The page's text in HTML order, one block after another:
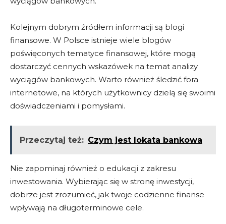
Kolejnym dobrym źródłem informacji są blogi
finansowe. W Polsce istnieje wiele blogów
poświęconych tematyce finansowej, które mogą
dostarczyć cennych wskazówek na temat analizy
wyciągów bankowych. Warto również śledzić fora
internetowe, na których użytkownicy dzielą się swoimi
doświadczeniami i pomysłami.
Przeczytaj też: Czym jest lokata bankowa
Nie zapominaj również o edukacji z zakresu
inwestowania. Wybierając się w stronę inwestycji,
dobrze jest zrozumieć, jak twoje codzienne finanse
wpływają na długoterminowe cele.